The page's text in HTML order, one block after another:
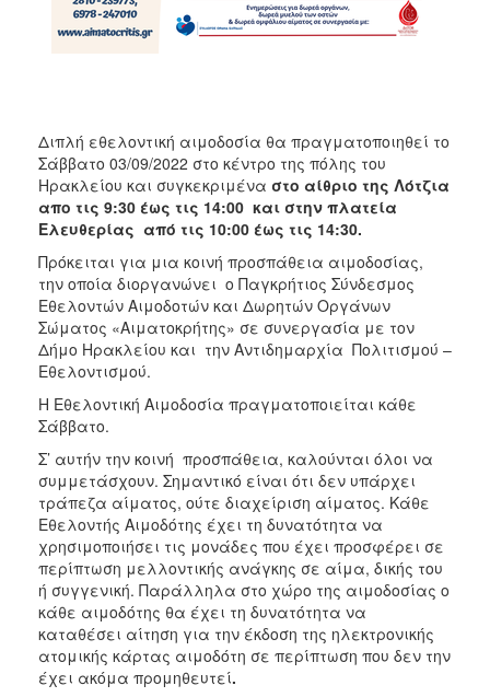
Διπλή εθελοντική αιμοδοσία θα πραγματοποιηθεί το
Σάββατο 03/09/2022 στο κέντρο της πόλης του
Ηρακλείου και συγκεκριμένα στο αίθριο της Λότζια
απο τις 9:30 έως τις 14:00 και στην πλατεία
Ελευθερίας από τις 10:00 έως τις 14:30.
Πρόκειται για μια κοινή προσπάθεια αιμοδοσίας,
την οποία διοργανώνει ο Παγκρήτιος Σύνδεσμος
Εθελοντών Αιμοδοτών και Δωρητών Οργάνων
Σώματος «Αιματοκρήτης» σε συνεργασία με τον
Δήμο Ηρακλείου και την Αντιδημαρχία Πολιτισμού –
Εθελοντισμού.
Η Εθελοντική Αιμοδοσία πραγματοποιείται κάθε
Σάββατο.
Σ’ αυτήν την κοινή προσπάθεια, καλούνται όλοι να
συμμετάσχουν. Σημαντικό είναι ότι δεν υπάρχει
τράπεζα αίματος, ούτε διαχείριση αίματος. Κάθε
Εθελοντής Αιμοδότης έχει τη δυνατότητα να
χρησιμοποιήσει τις μονάδες που έχει προσφέρει σε
περίπτωση μελλοντικής ανάγκης σε αίμα, δικής του
ή συγγενική. Παράλληλα στο χώρο της αιμοδοσίας ο
κάθε αιμοδότης θα έχει τη δυνατότητα να
καταθέσει αίτηση για την έκδοση της ηλεκτρονικής
ατομικής κάρτας αιμοδότη σε περίπτωση που δεν την
έχει ακόμα προμηθευτεί.